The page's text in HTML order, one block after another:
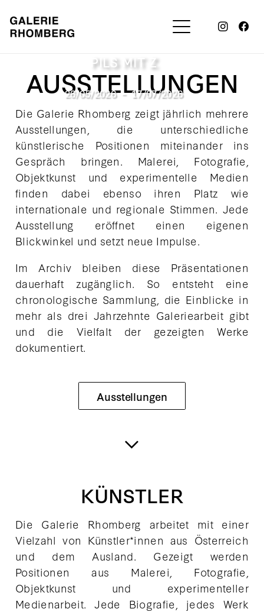
MATTHIAS KRINZINGER
PILS MIT Z
26/05/2026 – 17/07/2026
AUSSTELLUNGEN
Die Galerie Rhomberg zeigt jährlich mehrere
Ausstellungen, die unterschiedliche
künstlerische Positionen miteinander ins
Gespräch bringen. Malerei, Fotografie,
Objektkunst und experimentelle Medien
finden dabei ebenso ihren Platz wie
internationale und regionale Stimmen. Jede
Ausstellung eröffnet einen eigenen
Blickwinkel und setzt neue Impulse.
Im Archiv bleiben diese Präsentationen
dauerhaft zugänglich. So entsteht eine
chronologische Sammlung, die Einblicke in
mehr als drei Jahrzehnte Galeriearbeit gibt
und die Vielfalt der gezeigten Werke
dokumentiert.
Ausstellungen
KÜNSTLER
Die Galerie Rhomberg arbeitet mit einer
Vielzahl von Künstler*innen aus Österreich
und dem Ausland. Gezeigt werden
Positionen aus Malerei, Fotografie,
Objektkunst und experimenteller
Medienarbeit. Jede Biografie, jedes Werk